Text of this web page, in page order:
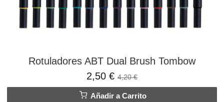
Rotuladores ABT Dual Brush Tombow
2,50 € 4,20 €
Añadir a Carrito